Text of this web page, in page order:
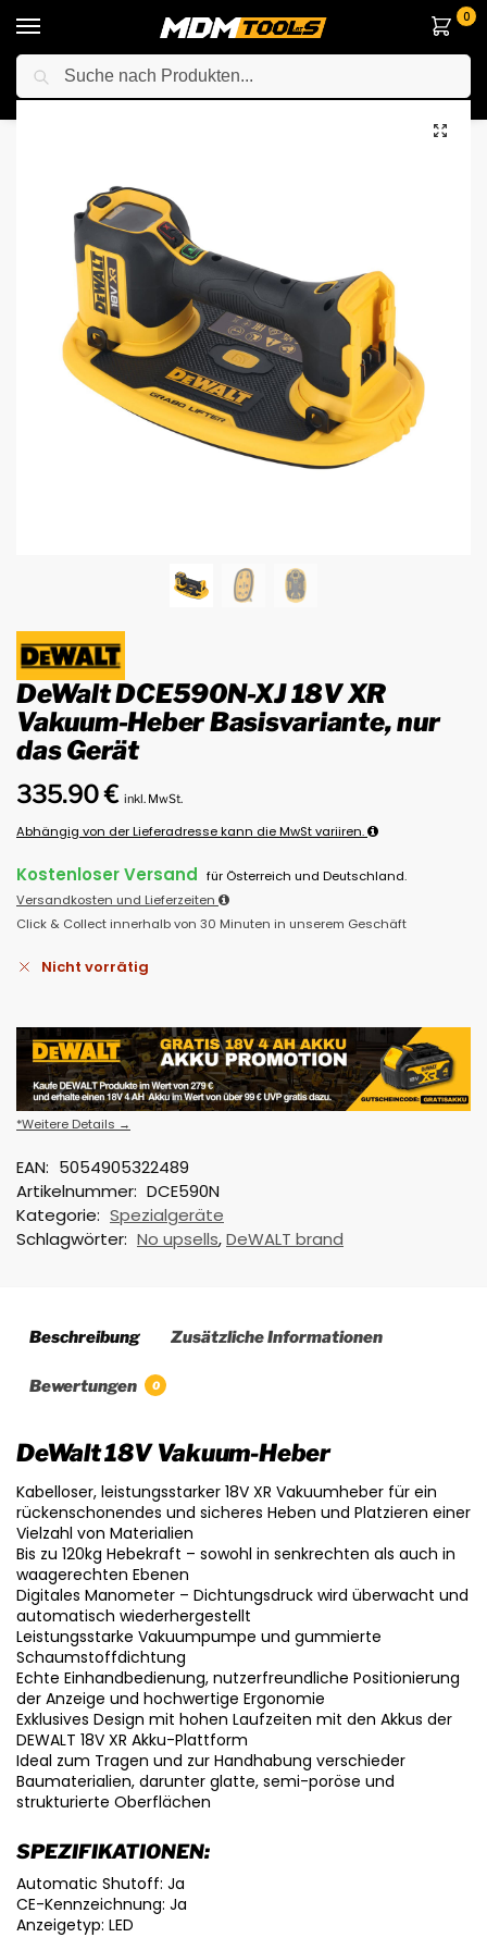
0
Startseite / Elektrowerkzeuge / Anderes Elektrowerkzeuge
DeWalt DCE590N-XJ 18V XR
Vakuum-Heber Basisvariante, nur
das Gerät
335.90€ inkl. MwSt.
Abhängig von der Lieferadresse kann die MwSt variiren.
Kostenloser Versand für Österreich und Deutschland.
Versandkosten und Lieferzeiten
Click & Collect innerhalb von 30 Minuten in unserem Geschäft
Nicht vorrätig
*Weitere Details →
EAN: 5054905322489
Artikelnummer: DCE590N
Kategorie: Spezialgeräte
Schlagwörter: No upsells,DeWALT brand
Beschreibung Zusätzliche Informationen
Bewertungen 0
DeWalt 18V Vakuum-Heber
Kabelloser, leistungsstarker 18V XR Vakuumheber für ein
rückenschonendes und sicheres Heben und Platzieren einer
Vielzahl von Materialien
Bis zu 120kg Hebekraft – sowohl in senkrechten als auch in
waagerechten Ebenen
Digitales Manometer – Dichtungsdruck wird überwacht und
automatisch wiederhergestellt
Leistungsstarke Vakuumpumpe und gummierte
Schaumstoffdichtung
Echte Einhandbedienung, nutzerfreundliche Positionierung
der Anzeige und hochwertige Ergonomie
Exklusives Design mit hohen Laufzeiten mit den Akkus der
DEWALT 18V XR Akku-Plattform
Ideal zum Tragen und zur Handhabung verschieder
Baumaterialien, darunter glatte, semi-poröse und
strukturierte Oberflächen
SPEZIFIKATIONEN:
Automatic Shutoff: Ja
CE-Kennzeichnung: Ja
Anzeigetyp: LED